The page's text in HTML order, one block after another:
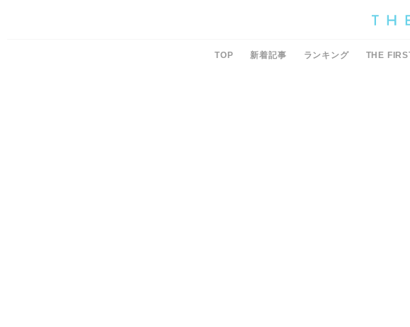
TOP 新着記事 ランキング THE